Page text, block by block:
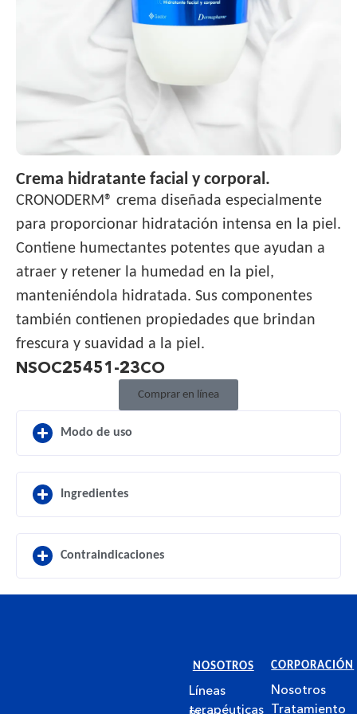
Crema hidratante facial y corporal.
CRONODERM® crema diseñada especialmente
para proporcionar hidratación intensa en la piel.
Contiene humectantes potentes que ayudan a
atraer y retener la humedad en la piel,
manteniéndola hidratada. Sus componentes
también contienen propiedades que brindan
frescura y suavidad a la piel.
NSOC25451-23CO
Comprar en línea
Modo de uso
Ingredientes
Contraindicaciones
NOSOTROS
Líneas
terapéuticas
CORPORACIÓN
Nosotros
Tratamiento